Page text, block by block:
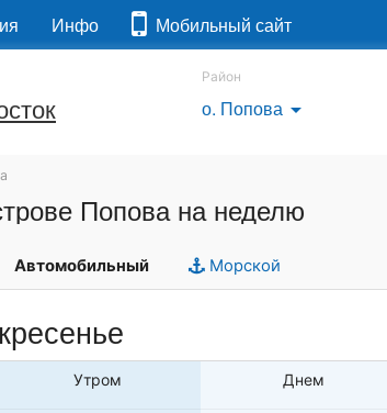
Инфо Мобильный сайт
Район
о. Попова arrow_drop_down
Попова на неделю
Автомобильный Морской
Утром Днем